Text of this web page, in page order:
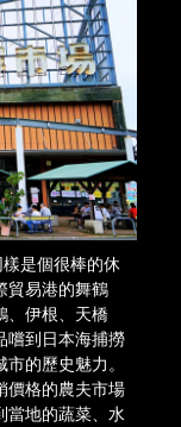
樣是個很棒的休
貿易港的舞鶴
、伊根、天橋
嚐到日本海捕撈
的歷史魅力。
價格的農夫市場
當地的蔬菜、水